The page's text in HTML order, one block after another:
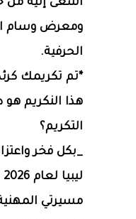
أسعى إليه من
ومعرض وسام
الحرفية.
هذا النكريم
التكريم؟
_بكل فخر
مسيرتي